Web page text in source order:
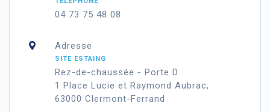
04 73 75 48 08
Adresse
SITE ESTAING
Rez-de-chaussée - Porte D
1 Place Lucie et Raymond Aubrac,
63000 Clermont-Ferrand